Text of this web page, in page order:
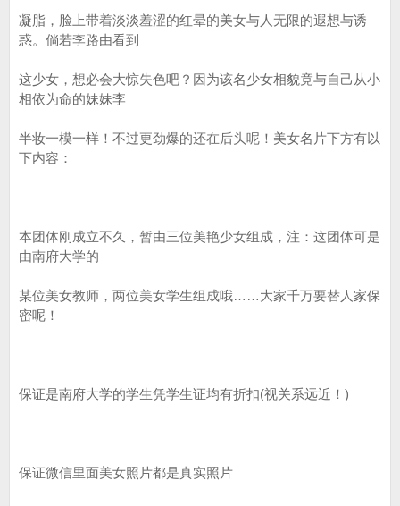
凝脂，脸上带着淡淡羞涩的红晕的美女与人无限的遐想与诱
惑。倘若李路由看到
这少女，想必会大惊失色吧？因为该名少女相貌竟与自己从小
相依为命的妹妹李
半妆一模一样！不过更劲爆的还在后头呢！美女名片下方有以
下内容：
本团体刚成立不久，暂由三位美艳少女组成，注：这团体可是
由南府大学的
某位美女教师，两位美女学生组成哦……大家千万要替人家保
密呢！
保证是南府大学的学生凭学生证均有折扣(视关系远近！)
保证微信里面美女照片都是真实照片